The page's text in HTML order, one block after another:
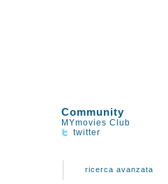
Community
MYmovies Club
twitter
ricerca avanzata